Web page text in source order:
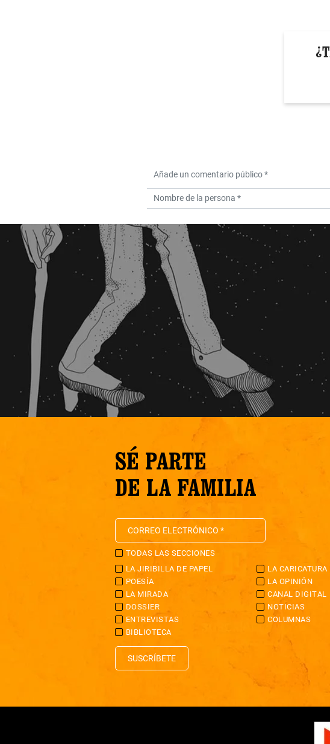
SÉ PARTE
DE LA FAMILIA
TODAS LAS SECCIONES
LA JIRIBILLA DE PAPEL
LA
POESÍA
LA OPINIÓN
LA MIRADA
CANAL DIGITAL
DOSSIER
NOTICIAS
ENTREVISTAS
COLUMNAS
BIBLIOTECA
SUSCRÍBETE